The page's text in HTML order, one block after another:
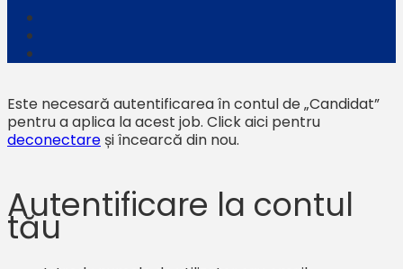
Este necesară autentificarea în contul de „Candidat”
pentru a aplica la acest job. Click aici pentru
deconectare și încearcă din nou.
Autentificare la contul
tău